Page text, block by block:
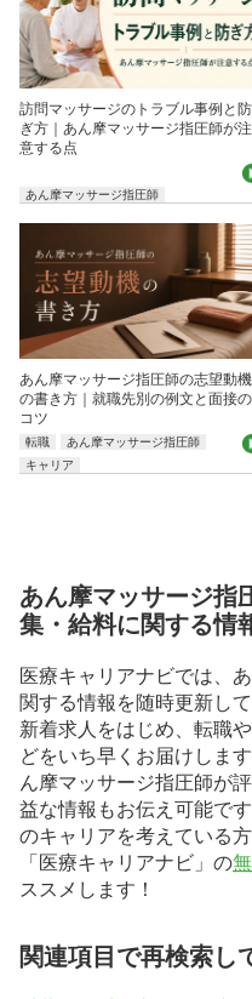
訪問マッサージのトラブル事例と防
ぎ方｜あん摩マッサージ指圧師が注
意する点
あん摩マッサージ指圧師
あん摩マッサージ指圧師の志望動機
の書き方｜就職先別の例文と面接の
コツ
転職
あん摩マッサージ指圧師
キャリア
あん摩マッサージ指
集・給料に関する情
医療キャリアナビでは、
関する情報を随時更新し
新着求人をはじめ、転職
どをいち早くお届けしま
ん摩マッサージ指圧師が
益な情報もお伝え可能で
のキャリアを考えている
「医療キャリアナビ」の
ススメします！
関連項目で再検索し